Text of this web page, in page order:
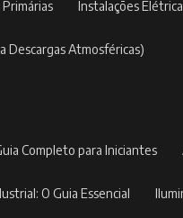
Primárias Instalações
Descargas Atmosféricas)
Completo para Iniciantes
O Guia Essencial